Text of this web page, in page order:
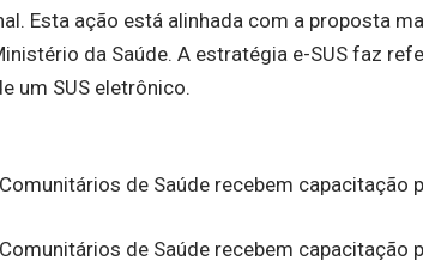
Esta ação está alinhada com a proposta
da Saúde. A estratégia e-SUS faz
um SUS eletrônico.